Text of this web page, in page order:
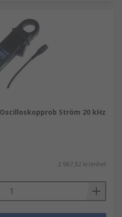
Ström 20 kHz
2 987,82 kr/enhet